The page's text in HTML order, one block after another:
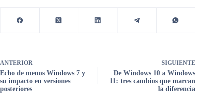
ANTERIOR
Echo de menos Windows 7 y
su impacto en versiones
posteriores
SIGUIENTE
De Windows 10 a Windows
11: tres cambios que marcan
la diferencia